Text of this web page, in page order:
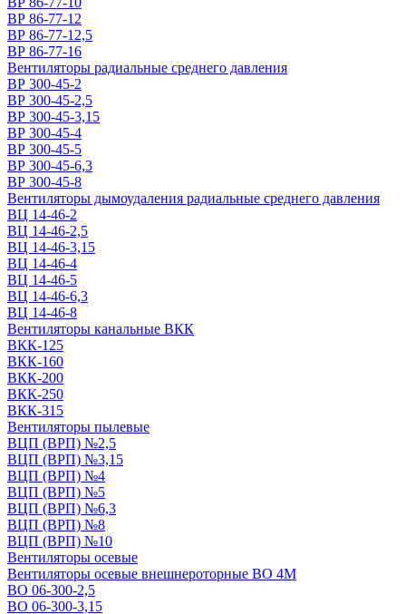
ВР 86-77-12
ВР 86-77-12,5
ВР 86-77-16
Вентиляторы радиальные среднего давления
ВР 300-45-2
ВР 300-45-2,5
ВР 300-45-3,15
ВР 300-45-4
ВР 300-45-5
ВР 300-45-6,3
ВР 300-45-8
Вентиляторы дымоудаления радиальные среднего давления
ВЦ 14-46-2
ВЦ 14-46-2,5
ВЦ 14-46-3,15
ВЦ 14-46-4
ВЦ 14-46-5
ВЦ 14-46-6,3
ВЦ 14-46-8
Вентиляторы канальные ВКК
ВКК-125
ВКК-160
ВКК-200
ВКК-250
ВКК-315
Вентиляторы пылевые
ВЦП (ВРП) №2,5
ВЦП (ВРП) №3,15
ВЦП (ВРП) №4
ВЦП (ВРП) №5
ВЦП (ВРП) №6,3
ВЦП (ВРП) №8
ВЦП (ВРП) №10
Вентиляторы осевые
Вентиляторы осевые внешнероторные ВО 4М
ВО 06-300-2,5
ВО 06-300-3,15